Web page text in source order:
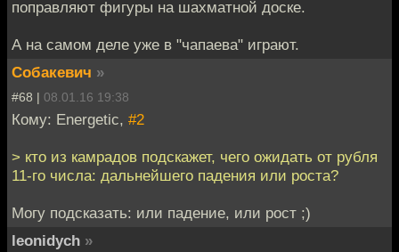
поправляют фигуры на шахматной доске.
А на самом деле уже в "чапаева" играют.
Собакевич »
#68 | 08.01.16 19:38
Кому: Energetic, #2
> кто из камрадов подскажет, чего ожидать от рубля
11-го числа: дальнейшего падения или роста?
Могу подсказать: или падение, или рост ;)
leonidych »